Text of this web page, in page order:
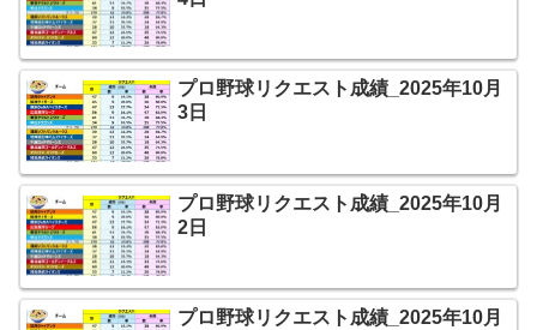
プロ野球リクエスト成績_2025年10月
3日
プロ野球リクエスト成績_2025年10月
2日
プロ野球リクエスト成績_2025年10月